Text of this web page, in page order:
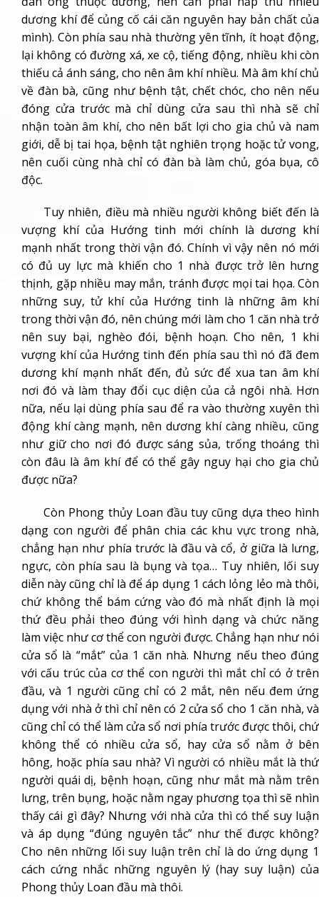
dương khí để củng cố cái căn nguyên hay bản chất của
mình). Còn phía sau nhà thường yên tĩnh, ít hoạt động,
lại không có đường xá, xe cộ, tiếng động, nhiều khi còn
thiếu cả ánh sáng, cho nên âm khí nhiều. Mà âm khí chủ
về đàn bà, cũng như bệnh tật, chết chóc, cho nên nếu
đóng cửa trước mà chỉ dùng cửa sau thì nhà sẽ chỉ
nhận toàn âm khí, cho nên bất lợi cho gia chủ và nam
giới, dễ bị tai họa, bệnh tật nghiên trọng hoặc tử vong,
nên cuối cùng nhà chỉ có đàn bà làm chủ, góa bụa, cô
độc.
Tuy nhiên, điều mà nhiều người không biết đến là
vượng khí của Hướng tinh mới chính là dương khí
mạnh nhất trong thời vận đó. Chính vì vậy nên nó mới
có đủ uy lực mà khiến cho 1 nhà được trở lên hưng
thịnh, gặp nhiều may mắn, tránh được mọi tai họa. Còn
những suy, tử khí của Hướng tinh là những âm khí
trong thời vận đó, nên chúng mới làm cho 1 căn nhà trở
nên suy bại, nghèo đói, bệnh hoạn. Cho nên, 1 khi
vượng khí của Hướng tinh đến phía sau thì nó đã đem
dương khí mạnh nhất đến, đủ sức để xua tan âm khí
nơi đó và làm thay đổi cục diện của cả ngôi nhà. Hơn
nữa, nếu lại dùng phía sau để ra vào thường xuyên thì
động khí càng mạnh, nên dương khí càng nhiều, cũng
như giữ cho nơi đó được sáng sủa, trống thoáng thì
còn đâu là âm khí để có thể gây nguy hại cho gia chủ
được nữa?
Còn Phong thủy Loan đầu tuy cũng dựa theo hình
dạng con người để phân chia các khu vực trong nhà,
chẳng hạn như phía trước là đầu và cổ, ở giữa là lưng,
ngực, còn phía sau là bụng và tọa… Tuy nhiên, lối suy
diễn này cũng chỉ là để áp dụng 1 cách lỏng lẻo mà thôi,
chứ không thể bám cứng vào đó mà nhất định là mọi
thứ đều phải theo đúng với hình dạng và chức năng
làm việc như cơ thể con người được. Chẳng hạn như nói
cửa sổ là “mắt” của 1 căn nhà. Nhưng nếu theo đúng
với cấu trúc của cơ thể con người thì mắt chỉ có ở trên
đầu, và 1 người cũng chỉ có 2 mắt, nên nếu đem ứng
dụng với nhà ở thì chỉ nên có 2 cửa sổ cho 1 căn nhà, và
cũng chỉ có thể làm cửa sổ nơi phía trước được thôi, chứ
không thể có nhiều cửa sổ, hay cửa sổ nằm ở bên
hông, hoặc phía sau nhà? Vì người có nhiều mắt là thứ
người quái dị, bệnh hoạn, cũng như mắt mà nằm trên
lưng, trên bụng, hoặc nằm ngay phương tọa thì sẽ nhìn
thấy cái gì đây? Nhưng với nhà cửa thì có thể suy luận
và áp dụng “đúng nguyên tắc” như thế được không?
Cho nên những lối suy luận trên chỉ là do ứng dụng 1
cách cứng nhắc những nguyên lý (hay suy luận) của
Phong thủy Loan đầu mà thôi.